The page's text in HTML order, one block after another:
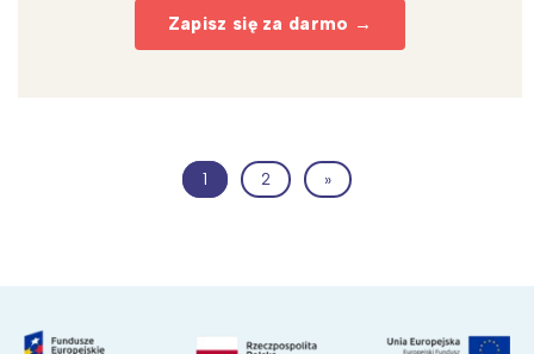
Zapisz się za darmo →
1 2 »